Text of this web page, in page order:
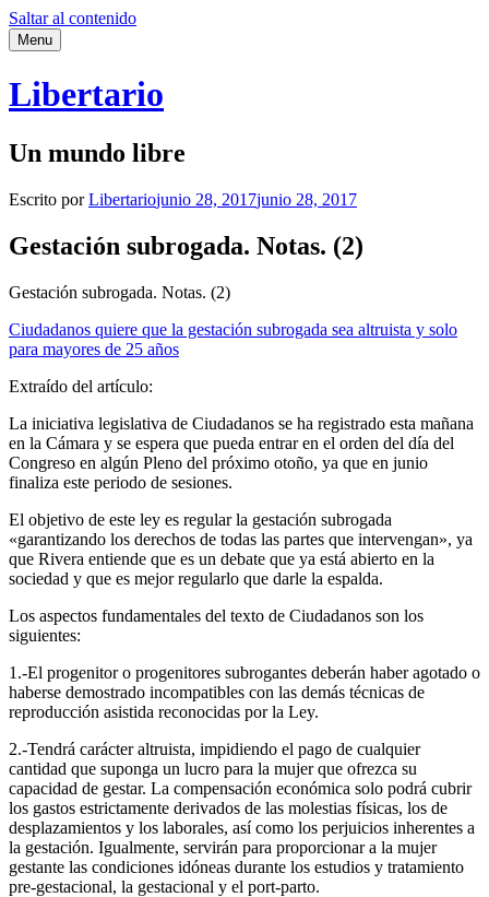
Saltar al contenido
Menu
Libertario
Un mundo libre
Escrito porLibertariojunio 28, 2017junio 28, 2017
Gestación subrogada. Notas. (2)
Gestación subrogada. Notas. (2)
Ciudadanos quiere que la gestación subrogada sea altruista y solo
para mayores de 25 años
Extraído del artículo:
La iniciativa legislativa de Ciudadanos se ha registrado esta mañana
en la Cámara y se espera que pueda entrar en el orden del día del
Congreso en algún Pleno del próximo otoño, ya que en junio
finaliza este periodo de sesiones.
El objetivo de este ley es regular la gestación subrogada
«garantizando los derechos de todas las partes que intervengan», ya
que Rivera entiende que es un debate que ya está abierto en la
sociedad y que es mejor regularlo que darle la espalda.
Los aspectos fundamentales del texto de Ciudadanos son los
siguientes:
1.-El progenitor o progenitores subrogantes deberán haber agotado o
haberse demostrado incompatibles con las demás técnicas de
reproducción asistida reconocidas por la Ley.
2.-Tendrá carácter altruista, impidiendo el pago de cualquier
cantidad que suponga un lucro para la mujer que ofrezca su
capacidad de gestar. La compensación económica solo podrá cubrir
los gastos estrictamente derivados de las molestias físicas, los de
desplazamientos y los laborales, así como los perjuicios inherentes a
la gestación. Igualmente, servirán para proporcionar a la mujer
gestante las condiciones idóneas durante los estudios y tratamiento
pre-gestacional, la gestacional y el port-parto.